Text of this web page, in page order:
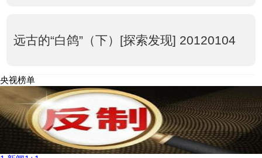
远古的“白鸽”（下）[探索发现] 20120104
央视榜单